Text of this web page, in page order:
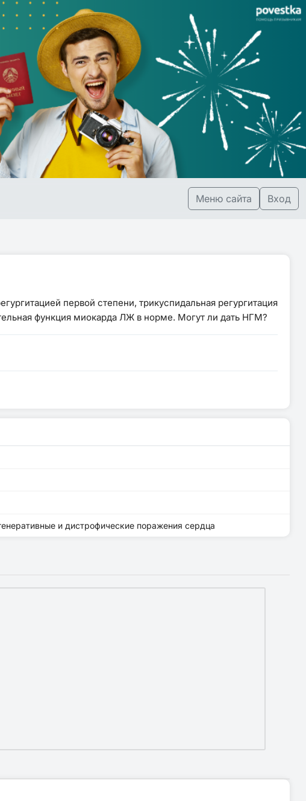
Меню сайта Вход
первой степени, трикуспидальная регургитация
функция миокарда ЛЖ в норме. Могут ли дать НГМ?
и дистрофические поражения сердца